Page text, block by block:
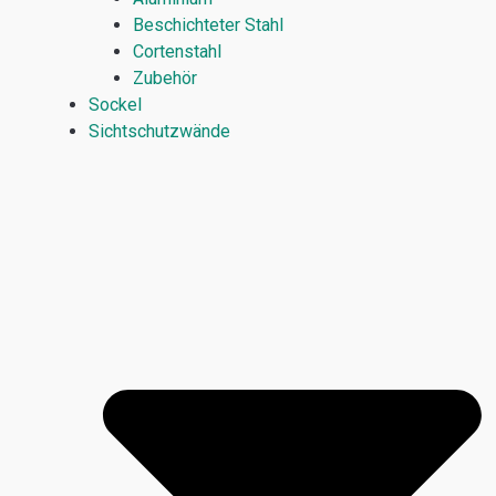
Beschichteter Stahl
Cortenstahl
Zubehör
Sockel
Sichtschutzwände